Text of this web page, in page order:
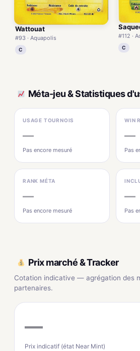
Wattouat
#93 · Aquapolis
C
#112 ·
C
Méta-jeu & Statistiques
USAGE TOURNOIS
—
Pas encore mesuré
WIN
—
Pas
RANK MÉTA
—
Pas encore mesuré
—
Pas
Prix marché & Tracker
Cotation indicative — agrégation des
partenaires.
—
Prix indicatif (état Near Mint)